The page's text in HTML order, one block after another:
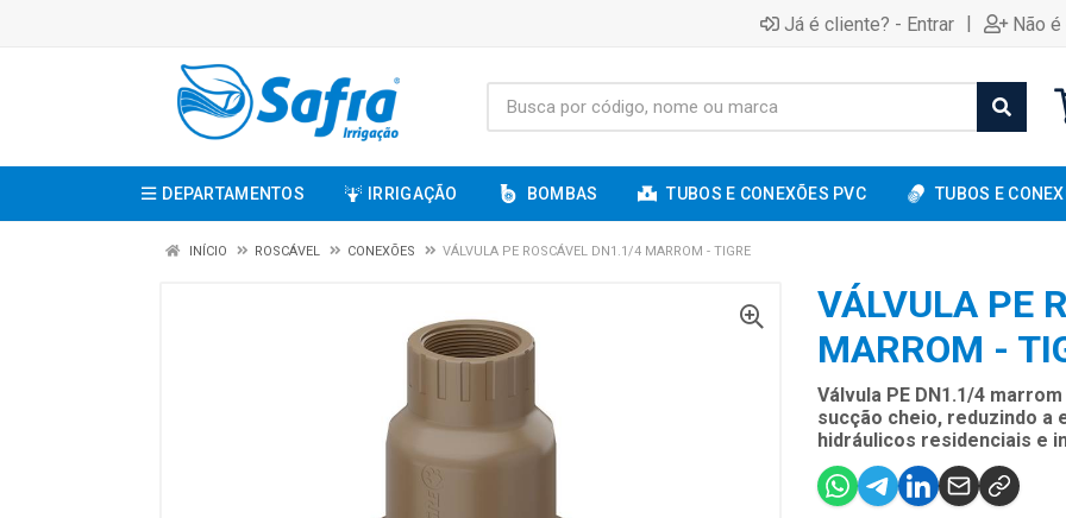
Já é cliente? - Entrar | Não
DEPARTAMENTOS IRRIGAÇÃO BOMBAS TUBOS E CONEXÕES PVC TUBOS E
INÍCIO ROSCÁVEL CONEXÕES VÁLVULA PE ROSCÁVEL DN1.1/4 MARROM - TIGRE
VÁLVULA PE
MARROM -
Válvula PE DN1.1/4
sucção cheio, reduzindo a
hidráulicos residenciais e